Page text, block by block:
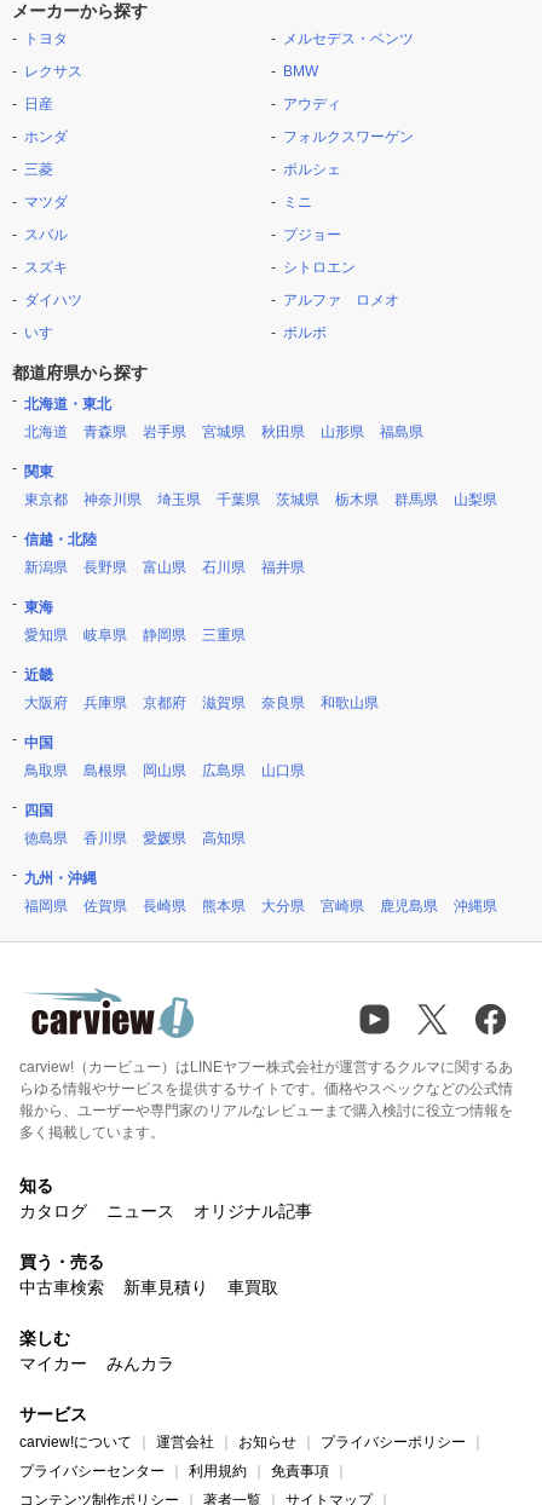
メーカーから探す
トヨタ
レクサス
日産
ホンダ
三菱
マツダ
スバル
スズキ
ダイハツ
いすゞ
メルセデス・ベンツ
BMW
アウディ
フォルクスワーゲン
ポルシェ
ミニ
プジョー
シトロエン
アルファ ロメオ
ボルボ
都道府県から探す
北海道・東北
北海道
青森県 岩手県 宮城県 秋田県 山形県 福島県
関東
東京都
神奈川県 埼玉県 千葉県 茨城県 栃木県 群馬県 山梨県
信越・北陸
新潟県
長野県 富山県 石川県 福井県
東海
愛知県
岐阜県 静岡県 三重県
近畿
大阪府
兵庫県 京都府 滋賀県 奈良県 和歌山県
中国
鳥取県
島根県 岡山県 広島県 山口県
四国
徳島県
香川県 愛媛県 高知県
九州・沖縄
福岡県
佐賀県 長崎県 熊本県 大分県 宮崎県 鹿児島県 沖縄県
carview!（カービュー）はLINEヤフー株式会社が運営するクルマに関するあ
らゆる情報やサービスを提供するサイトです。価格やスペックなどの公式情
報から、ユーザーや専門家のリアルなレビューまで購入検討に役立つ情報を
多く掲載しています。
知る
カタログ
ニュース オリジナル記事
買う・売る
中古車検索
新車見積り 車買取
楽しむ
マイカー
みんカラ
サービス
carview!について 運営会社 お知らせ
プライバシーポリシー
プライバシーセンター
利用規約
免責事項
コンテンツ制作ポリシー
著者一覧 サイトマップ